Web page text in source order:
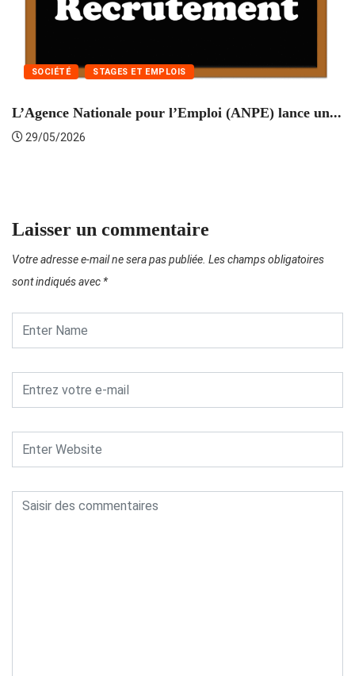
SOCIÉTÉ STAGES ET EMPLOIS
L’Agence Nationale pour l’Emploi (ANPE) lance un...
29/05/2026
Laisser un commentaire
Votre adresse e-mail ne sera pas publiée. Les champs obligatoires
sont indiqués avec *